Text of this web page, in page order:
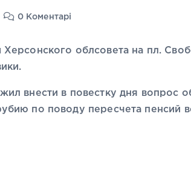
0 Коментарі
облсовета на пл.
внести в повестку дня вопрос
по поводу пересчета пенсий